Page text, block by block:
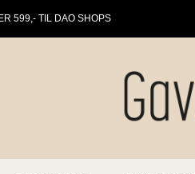
599,- TIL DAO SHOPS